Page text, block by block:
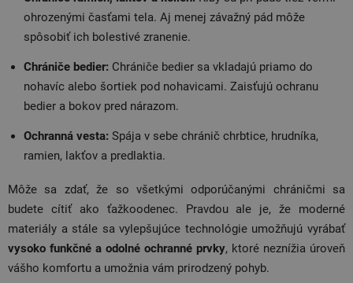
ohrozenými časťami tela. Aj menej závažný pád môže
spôsobiť ich bolestivé zranenie.
Chrániče bedier: Chrániče bedier sa vkladajú priamo do
nohavíc alebo šortiek pod nohavicami. Zaisťujú ochranu
bedier a bokov pred nárazom.
Ochranná vesta: Spája v sebe chránič chrbtice, hrudníka,
ramien, lakťov a predlaktia.
Môže sa zdať, že so všetkými odporúčanými chráničmi sa
budete cítiť ako ťažkoodenec. Pravdou ale je, že moderné
materiály a stále sa vylepšujúce technológie umožňujú vyrábať
vysoko funkčné a odolné ochranné prvky, ktoré neznížia úroveň
vášho komfortu a umožnia vám prirodzený pohyb.